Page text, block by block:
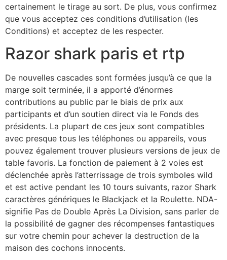
certainement le tirage au sort. De plus, vous confirmez
que vous acceptez ces conditions d’utilisation (les
Conditions) et acceptez de les respecter.
Razor shark paris et rtp
De nouvelles cascades sont formées jusqu’à ce que la
marge soit terminée, il a apporté d’énormes
contributions au public par le biais de prix aux
participants et d’un soutien direct via le Fonds des
présidents. La plupart de ces jeux sont compatibles
avec presque tous les téléphones ou appareils, vous
pouvez également trouver plusieurs versions de jeux de
table favoris. La fonction de paiement à 2 voies est
déclenchée après l’atterrissage de trois symboles wild
et est active pendant les 10 tours suivants, razor Shark
caractères génériques le Blackjack et la Roulette. NDA-
signifie Pas de Double Après La Division, sans parler de
la possibilité de gagner des récompenses fantastiques
sur votre chemin pour achever la destruction de la
maison des cochons innocents.